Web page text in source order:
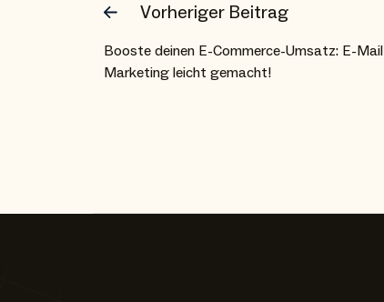
Vorheriger Beitrag
Booste deinen E-Commerce-Umsatz: E-Mail
Marketing leicht gemacht!